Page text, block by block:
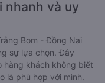
nhanh và uy
Bom - Đồng Nai
sự lựa chọn. Đây
hàng khách không biết
là phù hợp với mình.